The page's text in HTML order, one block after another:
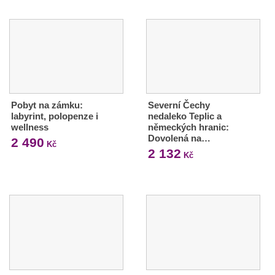
Pobyt na zámku:
labyrint, polopenze i
wellness
2 490 Kč
Severní Čechy
nedaleko Teplic a
německých hranic:
Dovolená na…
2 132 Kč